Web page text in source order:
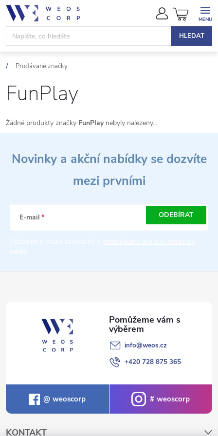
Přejít
obsah
HLEDAT
NÁKUPNÍ
KOŠÍK
Prodávané značky
FunPlay
Žádné produkty značky FunPlaynebyly nalezeny...
í
Novinky a akční nabídky se dozvíte
mezi prvními
E-mail ODEBÍRAT
info@weos.cz
+420 728 875 365
weoscorp weoscorp
KONTAKT